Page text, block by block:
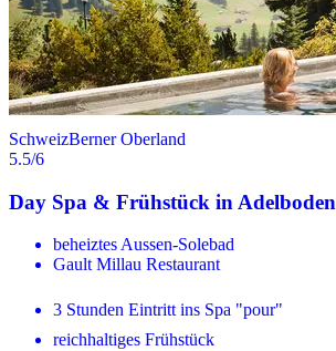
SchweizBerner Oberland
5.5/6
Day Spa & Frühstück in Adelboden
beheiztes Aussen-Solebad
Gault Millau Restaurant
3 Stunden Eintritt ins Spa "pour"
reichhaltiges Frühstück